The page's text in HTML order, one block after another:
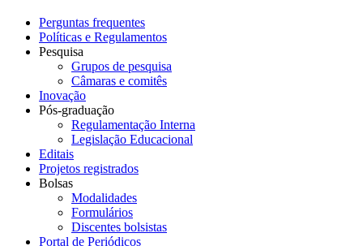
Perguntas frequentes
Políticas e Regulamentos
Pesquisa
Grupos de pesquisa
Câmaras e comitês
Inovação
Pós-graduação
Regulamentação Interna
Legislação Educacional
Editais
Projetos registrados
Bolsas
Modalidades
Formulários
Discentes bolsistas
Portal de Periódicos